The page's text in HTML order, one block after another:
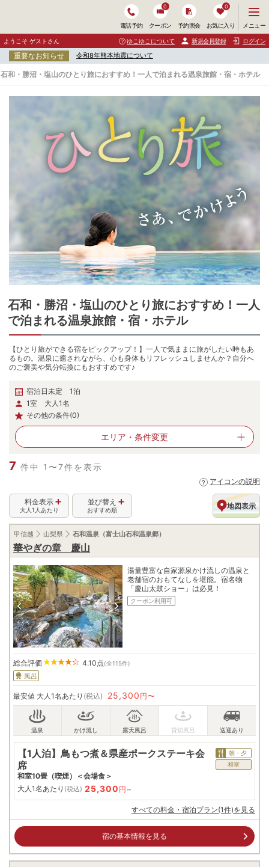
電話予約 クーポン
0
予約照会 お気に入り
0
ニ
ュ
ー
開
く
メニュー
ようこそ ゲストさん ゆこゆこについて 新規会員登録 ログイン
重要なお知らせ 令和8年熊本地震について
石和・勝沼・塩山のひとり旅におすすめ！一人で泊まれる温泉旅館・宿・ホテル
石和・勝沼・塩山のひとり旅におすすめ！一人
で泊まれる温泉旅館・宿・ホテル
【ひとり旅ができる宿をピックアップ！】一人で気ままに旅がしたい時もあ
るもの。温泉に癒されながら、心も身体もリフレッシュしませんか？自分へ
のご褒美や気分転換にもおすすめです♪
宿泊日未定 1泊
1室 大人1名
その他の条件(0)
エリア・ 条件変更
7 件中 1〜7件を表示
アイコンの説明
地図表示
並び替え
おすすめ順
料金表示
大人1人あたり
甲信越 山梨県 石和温泉（富士山石和温泉郷）
華やぎの章 慶山
湯量豊富な自家源泉かけ流しの温泉と
老舗宿のおもてなしを堪能。宿名物
「慶山太鼓ショー」は必見！
クーポン利用可
総合評価 4.10 点(全115件)
風呂
最安値 大人1名あたり (税込) 25,300 円〜
【1人泊】鳥もつ煮＆県産ポークステーキ会
席
和室10畳（喫煙）＜会場食＞
朝・夕
和室
大人1名あたり (税込) 25,300 円~
すべての料金・宿泊プラン(1件)を見る
宿の基本情報を見る